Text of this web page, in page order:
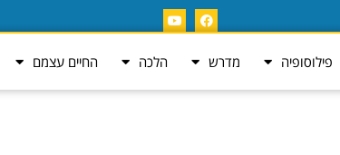
פילוסופיה מדרש הלכה החיים עצמם